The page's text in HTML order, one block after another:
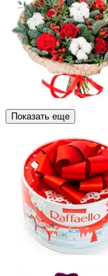
Показать еще